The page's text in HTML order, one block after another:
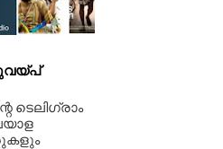
ടെലിഗ്രാം